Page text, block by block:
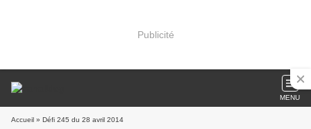
Publicité
MENU
Accueil » Défi 245 du 28 avril 2014